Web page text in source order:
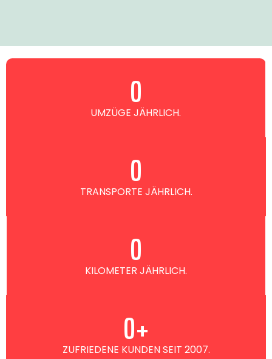
UMZÜGE JÄHRLICH.
0
TRANSPORTE JÄHRLICH.
0
KILOMETER JÄHRLICH.
0
ZUFRIEDENE KUNDEN SEIT 2007.
0+